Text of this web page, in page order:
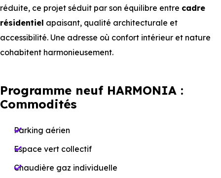
réduite, ce projet séduit par son équilibre entre cadre
résidentiel apaisant, qualité architecturale et
accessibilité. Une adresse où confort intérieur et nature
cohabitent harmonieusement.
Programme neuf HARMONIA :
Commodités
Parking aérien
Espace vert collectif
Chaudière gaz individuelle